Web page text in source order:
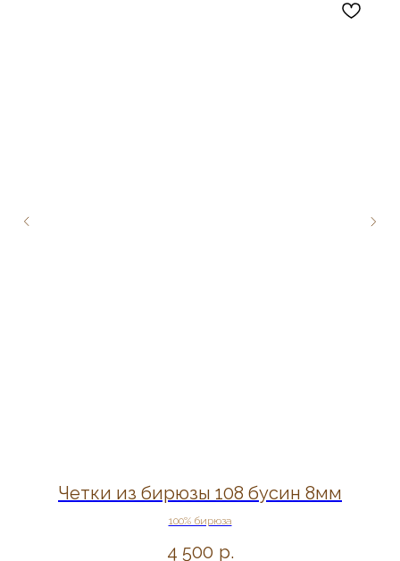
Четки из бирюзы 108 бусин 8мм
100% бирюза
4 500 р.